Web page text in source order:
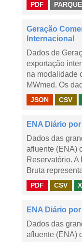
PDF
Geração
Internacional
Dados de
exportação
na modalidade
MWmed. Os
JSON CSV
ENA Diário
Dados das
afluente (ENA)
Reservatório.
Bruta
PDF CSV
ENA Diário
Dados das
afluente (ENA)